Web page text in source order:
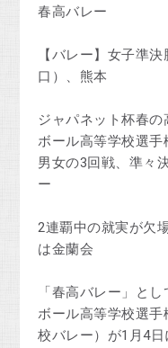
春高バレー
【バレー】女子準
口）、熊本
ジャパネット杯春
ボール高等学校選手
男女の3回戦、準々
ー
2連覇中の就実が欠
は金蘭会
「春高バレー」と
ボール高等学校選
校バレー）が1月4日